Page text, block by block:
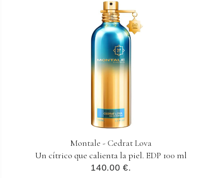
Montale - Cedrat Lova
Un cítrico que calienta la piel. EDP 100 ml
140.00 €.